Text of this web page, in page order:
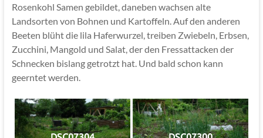
Rosenkohl Samen gebildet, daneben wachsen alte
Landsorten von Bohnen und Kartoffeln. Auf den anderen
Beeten blüht die lila Haferwurzel, treiben Zwiebeln, Erbsen,
Zucchini, Mangold und Salat, der den Fressattacken der
Schnecken bislang getrotzt hat. Und bald schon kann
geerntet werden.